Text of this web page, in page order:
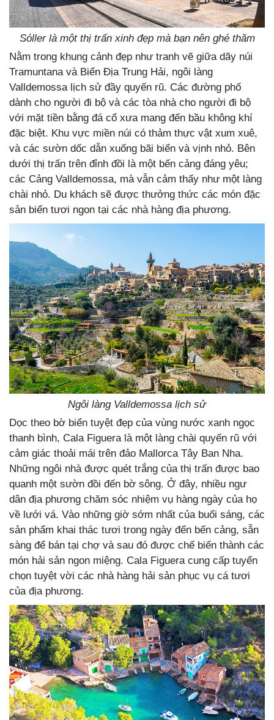
Sóller là một thị trấn xinh đẹp mà bạn nên ghé thăm
Nằm trong khung cảnh đẹp như tranh vẽ giữa dãy núi
Tramuntana và Biển Địa Trung Hải, ngôi làng
Valldemossa lịch sử đầy quyến rũ. Các đường phố
dành cho người đi bộ và các tòa nhà cho người đi bộ
với mặt tiền bằng đá cổ xưa mang đến bầu không khí
đặc biệt. Khu vực miền núi có thảm thực vật xum xuê,
và các sườn dốc dẫn xuống bãi biển và vịnh nhỏ. Bên
dưới thị trấn trên đỉnh đồi là một bến cảng đáng yêu;
các Cảng Valldemossa, mà vẫn cảm thấy như một làng
chài nhỏ. Du khách sẽ được thưởng thức các món đặc
sản biển tươi ngon tại các nhà hàng địa phương.
Ngôi làng Valldemossa lịch sử
Dọc theo bờ biển tuyệt đẹp của vùng nước xanh ngọc
thanh bình, Cala Figuera là một làng chài quyến rũ với
cảm giác thoải mái trên đảo Mallorca Tây Ban Nha.
Những ngôi nhà được quét trắng của thị trấn được bao
quanh một sườn đồi đến bờ sông. Ở đây, nhiều ngư
dân địa phương chăm sóc nhiệm vụ hàng ngày của họ
về lưới vá. Vào những giờ sớm nhất của buổi sáng, các
sản phẩm khai thác tươi trong ngày đến bến cảng, sẵn
sàng để bán tại chợ và sau đó được chế biến thành các
món hải sản ngon miệng. Cala Figuera cung cấp tuyển
chọn tuyệt vời các nhà hàng hải sản phục vụ cá tươi
của địa phương.